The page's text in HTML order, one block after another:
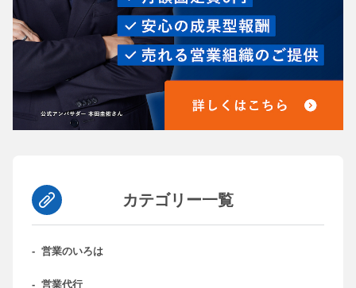
カテゴリー一覧
- 営業のいろは
- 営業代行